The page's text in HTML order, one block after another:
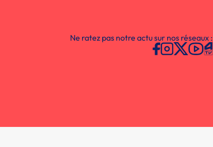
Ne ratez pas notre actu sur nos réseaux :